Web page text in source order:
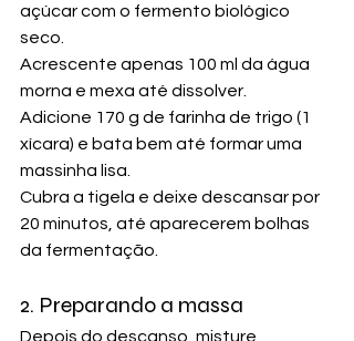
açúcar com o fermento biológico
seco.
Acrescente apenas 100 ml da água
morna e mexa até dissolver.
Adicione 170 g de farinha de trigo (1
xícara) e bata bem até formar uma
massinha lisa.
Cubra a tigela e deixe descansar por
20 minutos, até aparecerem bolhas
da fermentação.
2. Preparando a massa
Depois do descanso, misture